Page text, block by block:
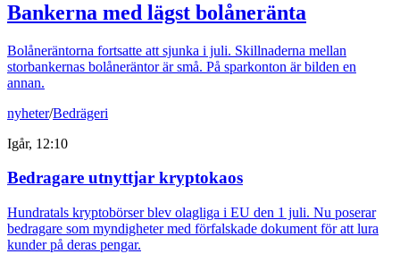
Bankerna med lägst bolåneränta
Bolåneräntorna fortsatte att sjunka i juli. Skillnaderna mellan
storbankernas bolåneräntor är små. På sparkonton är bilden en
annan.
nyheter/Bedrägeri
Igår, 12:10
Bedragare utnyttjar kryptokaos
Hundratals kryptobörser blev olagliga i EU den 1 juli. Nu poserar
bedragare som myndigheter med förfalskade dokument för att lura
kunder på deras pengar.